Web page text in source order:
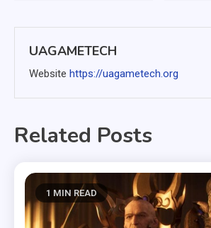
UAGAMETECH
Website https://uagametech.org
Related Posts
1 MIN READ